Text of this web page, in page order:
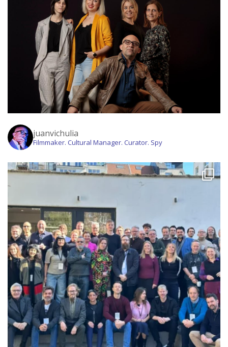
juanvichulia
Filmmaker. Cultural Manager. Curator. Spy